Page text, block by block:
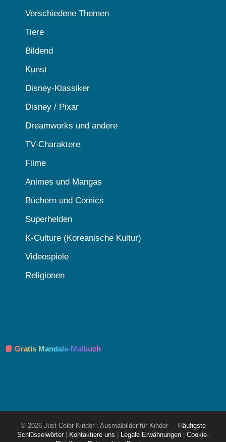
Verschiedene Themen
Tiere
Bildend
Kunst
Disney-Klassiker
Disney / Pixar
Dreamworks und andere
TV-Charaktere
Filme
Animes und Mangas
Büchern und Comics
Superhelden
K-Culture (Koreanische Kultur)
Videospiele
Religionen
📘 Gratis Mandala-Malbuch
© 2026 Just Color Kinder : Ausmalbilder für Kinder
Häufigste
Schlüsselwörter
Kontaktiere uns Legale Erwähnungen
Cookie-